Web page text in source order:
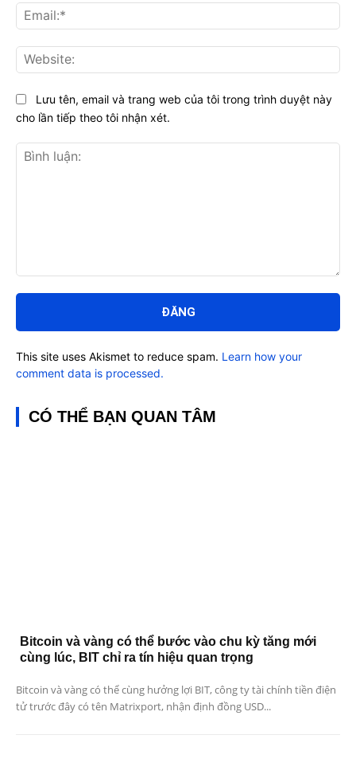
luận:
Lưu tên, email và trang web của tôi trong trình duyệt này
cho lần tiếp theo tôi nhận xét.
This site uses Akismet to reduce spam. Learn how your
comment data is processed.
CÓ THỂ BẠN QUAN TÂM
Bitcoin và vàng có thể bước vào chu kỳ tăng mới
cùng lúc, BIT chỉ ra tín hiệu quan trọng
Bitcoin và vàng có thể cùng hưởng lợi BIT, công ty tài chính tiền điện
tử trước đây có tên Matrixport, nhận định đồng USD...